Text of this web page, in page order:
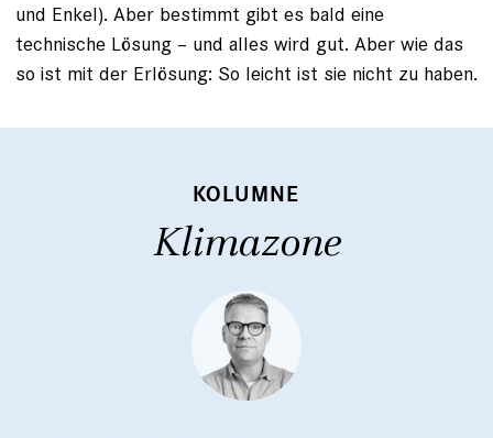
und Enkel). Aber bestimmt gibt es bald eine
technische Lösung – und alles wird gut. Aber wie das
so ist mit der Erlösung: So leicht ist sie nicht zu haben.
KOLUMNE
Klimazone